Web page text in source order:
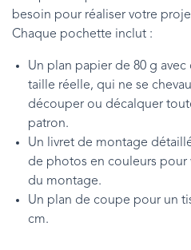
besoin pour réaliser votre
Chaque pochette inclut :
Un plan papier de 80 g
taille réelle, qui ne se
découper ou décalquer
patron.
Un livret de montage
de photos en couleurs
du montage.
Un plan de coupe pour un
cm.